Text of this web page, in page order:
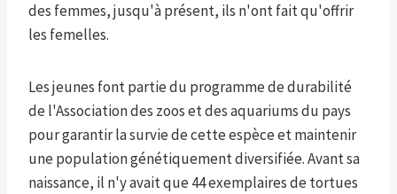
des femmes, jusqu'à présent, ils n'ont fait qu'offrir
les femelles.
Les jeunes font partie du programme de durabilité
de l'Association des zoos et des aquariums du pays
pour garantir la survie de cette espèce et maintenir
une population génétiquement diversifiée. Avant sa
naissance, il n'y avait que 44 exemplaires de tortues